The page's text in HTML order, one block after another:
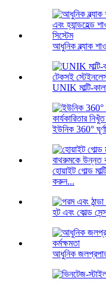
আধুনিক ব্ল্যাক
UNIK মাল্টি-
ইউনিক 360°
হোয়াইট গোল্ড
করুন...
হট এবং কোল্ড
আধুনিক